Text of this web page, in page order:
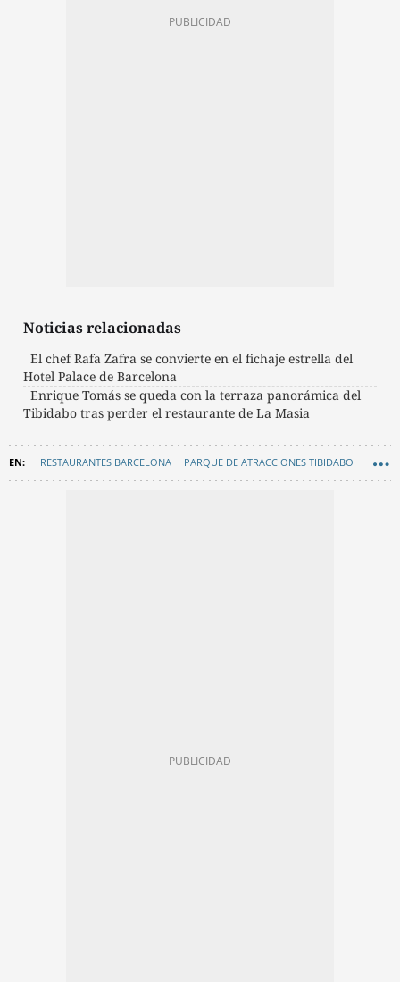
Noticias relacionadas
El chef Rafa Zafra se convierte en el fichaje estrella del
Hotel Palace de Barcelona
Enrique Tomás se queda con la terraza panorámica del
Tibidabo tras perder el restaurante de La Masia
RESTAURANTES BARCELONA PARQUE DE ATRACCIONES TIBIDABO